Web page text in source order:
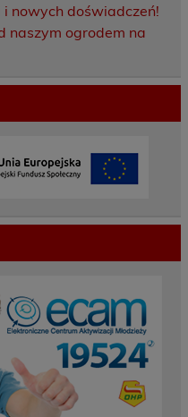
i nowych doświadczeń!
naszym ogrodem na